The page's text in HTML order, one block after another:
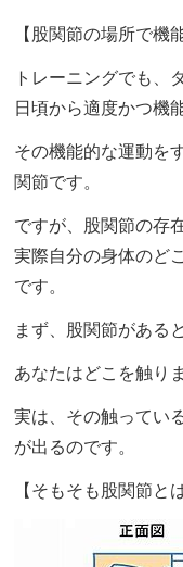
【股関節の場所で機
トレーニングでも、
日頃から適度かつ機
その機能的な運動を
関節です。
ですが、股関節の存
実際自分の身体のど
です。
まず、股関節がある
あなたはどこを触り
実は、その触ってい
が出るのです。
【そもそも股関節と